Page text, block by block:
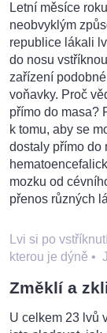
Letní měsíce
neobvyklým
republice lákali
do nosu
zařízení
voňavky. Proč
přímo do masa?
k tomu, aby se
dostaly přímo do
mozku od
přenos různých
Lvi si po
kterou je dýně •
Změklí a
U celkem 23 lvů